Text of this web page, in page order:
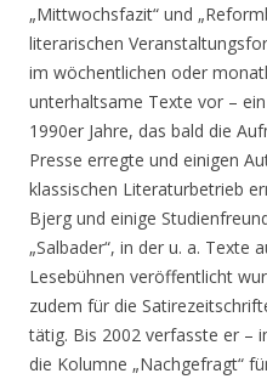
„Mittwochsfazit“ und
literarischen
im wöchentlichen oder
unterhaltsame Texte vor –
1990er Jahre, das bald die
Presse erregte und einigen
klassischen Literaturbetrieb
Bjerg und einige
„Salbader“, in der u. a. Texte
Lesebühnen veröffentlicht
zudem für die
tätig. Bis 2002 verfasste er –
die Kolumne „Nachgefragt“